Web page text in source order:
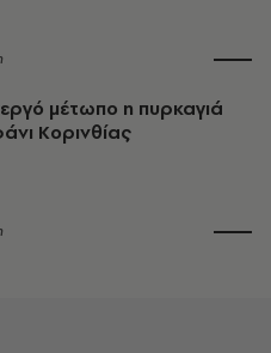
μέτωπο η πυρκαγιά
Κορινθίας